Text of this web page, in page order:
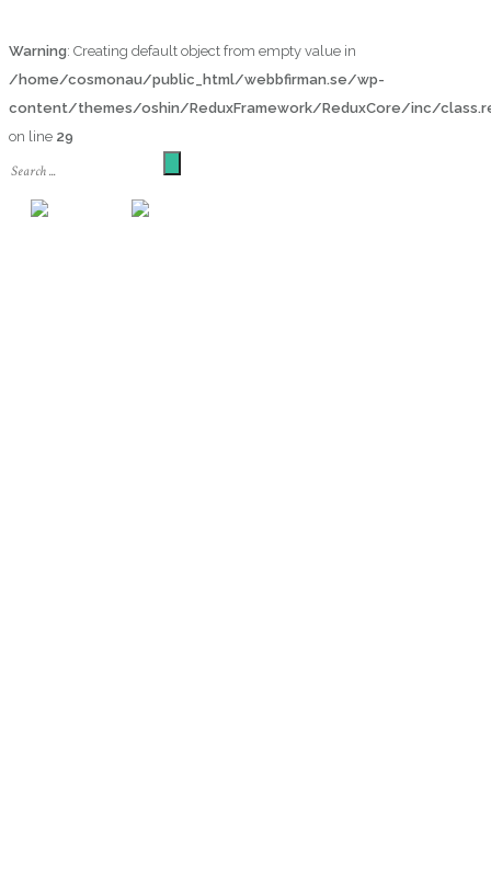
Warning: Creating default object from empty value in
/home/cosmonau/public_html/webbfirman.se/wp-
content/themes/oshin/ReduxFramework/ReduxCore/inc/
on line 29